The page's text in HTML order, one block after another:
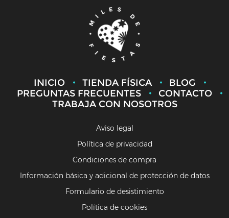
INICIO TIENDA FÍSICA
BLOG
PREGUNTAS FRECUENTES
CONTACTO
TRABAJA CON NOSOTROS
Aviso legal
Política de privacidad
Condiciones de compra
Información básica y adicional de protección de datos
Formulario de desistimiento
Política de cookies